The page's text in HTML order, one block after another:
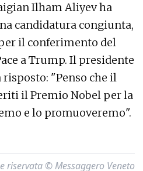
Ilham Aliyev ha
candidatura congiunta,
il conferimento del
a Trump. Il presidente
"Penso che il
il Premio Nobel per la
e lo promuoveremo".
riservata © Messaggero Veneto